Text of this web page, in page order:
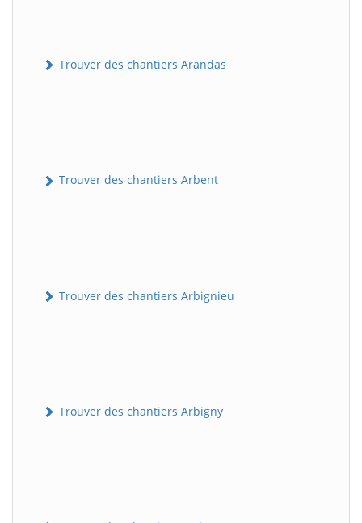
Trouver des chantiers Arandas
Trouver des chantiers Arbent
Trouver des chantiers Arbignieu
Trouver des chantiers Arbigny